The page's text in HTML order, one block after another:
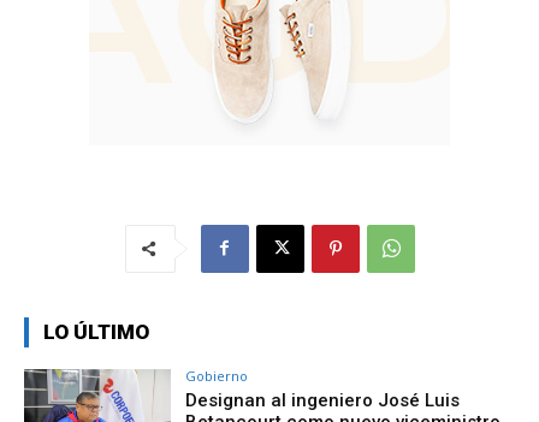
LO ÚLTIMO
Gobierno
Designan al ingeniero José Luis